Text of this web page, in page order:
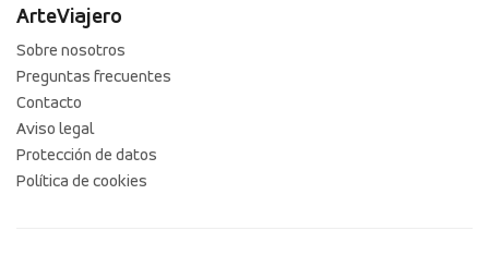
ArteViajero
Sobre nosotros
Preguntas frecuentes
Contacto
Aviso legal
Protección de datos
Política de cookies